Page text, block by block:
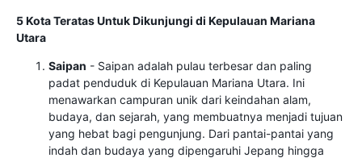
5 Kota Teratas Untuk Dikunjungi di Kepulauan Mariana
Utara
Saipan - Saipan adalah pulau terbesar dan paling
padat penduduk di Kepulauan Mariana Utara. Ini
menawarkan campuran unik dari keindahan alam,
budaya, dan sejarah, yang membuatnya menjadi tujuan
yang hebat bagi pengunjung. Dari pantai-pantai yang
indah dan budaya yang dipengaruhi Jepang hingga